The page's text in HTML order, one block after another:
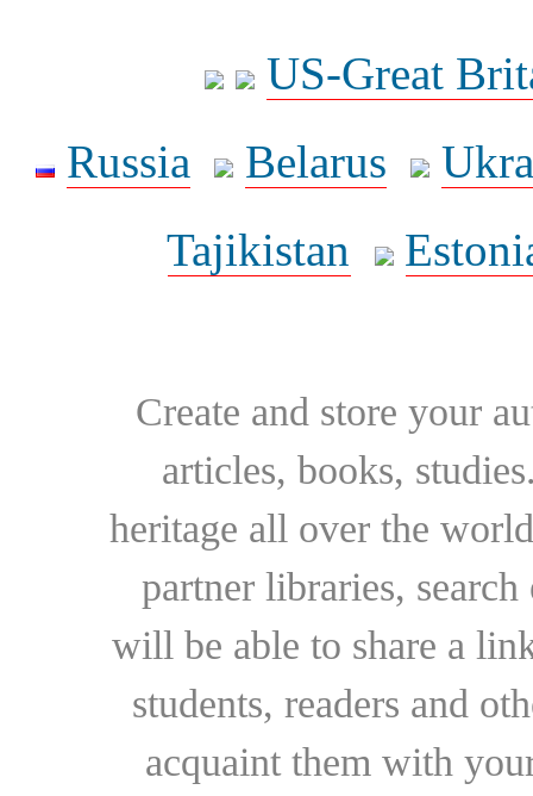
US-Great
Russia
Belarus
Tajikistan
Create and store your
articles, books,
heritage all over the
partner libraries,
will be able to share a
students, readers and
acquaint them with